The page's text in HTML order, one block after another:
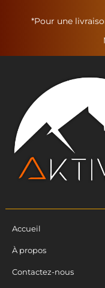
*Pour une
Accueil
À propos
Contactez-nous